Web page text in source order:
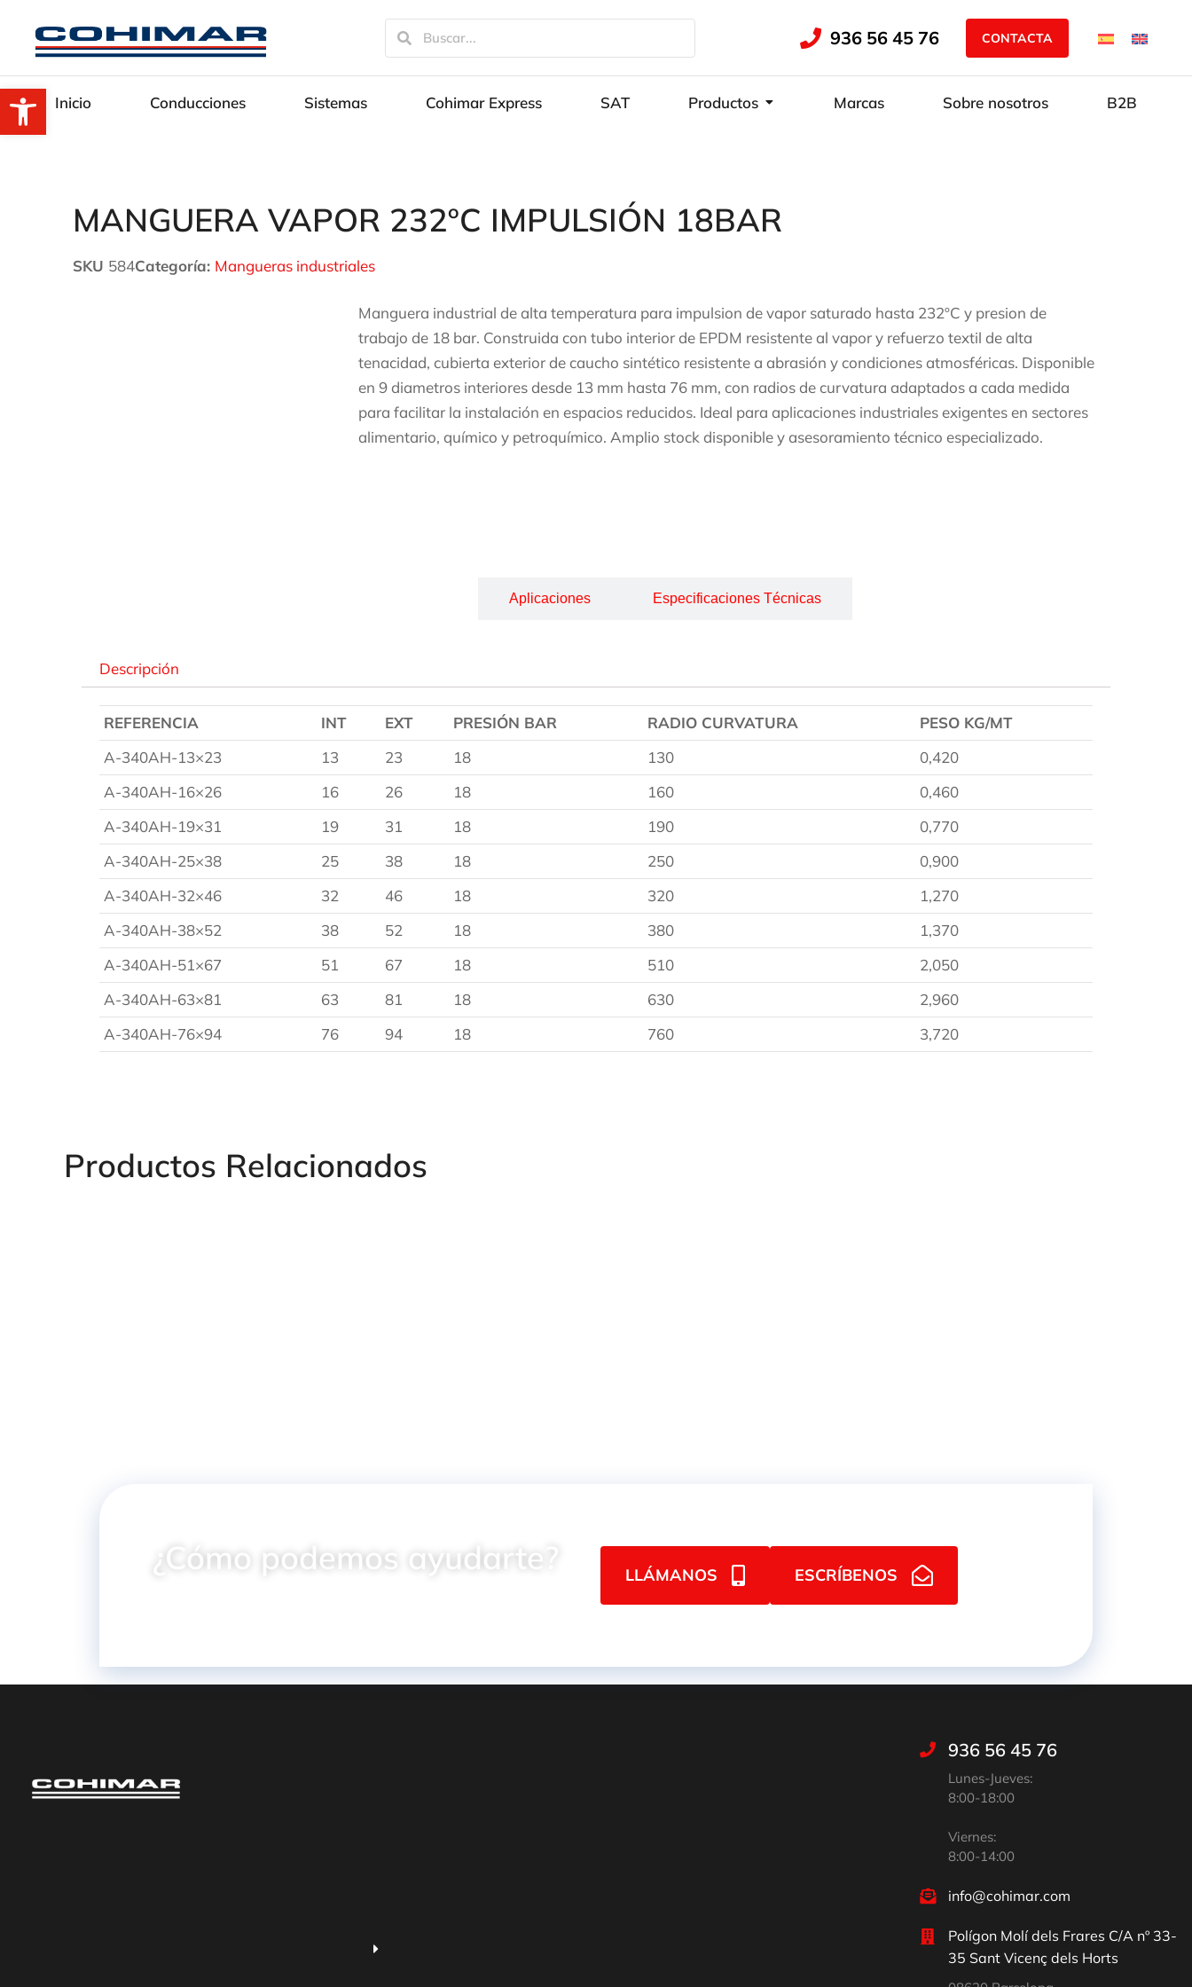
936 56 45 76 CONTACTA
Inicio Conducciones Sistemas Cohimar Express SAT Productos Marcas Sobre nosotros B2B
MANGUERA VAPOR 232ºC IMPULSIÓN 18BAR
SKU 584Categoría: Mangueras industriales
Manguera industrial de alta temperatura para impulsion de vapor saturado hasta 232ºC y presion de
trabajo de 18 bar. Construida con tubo interior de EPDM resistente al vapor y refuerzo textil de alta
tenacidad, cubierta exterior de caucho sintético resistente a abrasión y condiciones atmosféricas. Disponible
en 9 diametros interiores desde 13 mm hasta 76 mm, con radios de curvatura adaptados a cada medida
para facilitar la instalación en espacios reducidos. Ideal para aplicaciones industriales exigentes en sectores
alimentario, químico y petroquímico. Amplio stock disponible y asesoramiento técnico especializado.
Aplicaciones Especificaciones Técnicas
Descripción
REFERENCIA INT EXT PRESIÓN BAR RADIO CURVATURA
PESO KG/MT
A-340AH-13×23
13 23 18 130
0,420
A-340AH-16×26
16 26 18 160
0,460
A-340AH-19×31
19 31 18 190
0,770
A-340AH-25×38
25 38 18 250
0,900
A-340AH-32×46
32 46 18 320
1,270
A-340AH-38×52
38 52 18 380
1,370
A-340AH-51×67
51 67 18 510
2,050
A-340AH-63×81
63 81 18 630
2,960
A-340AH-76×94
76 94 18 760 3,720
Productos Relacionados
¿Cómo podemos ayudarte? LLÁMANOS ESCRÍBENOS
936 56 45 76
Lunes-Jueves:
8:00-18:00
Viernes:
8:00-14:00
info@cohimar.com
Polígon Molí dels Frares C/A nº 33-
35 Sant Vicenç dels Horts
Abrir barra de herramientas